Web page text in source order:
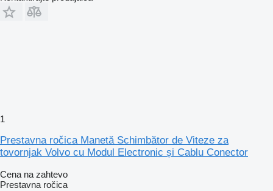
1
Prestavna ročica Manetă Schimbător de Viteze za
tovornjak Volvo cu Modul Electronic și Cablu Conector
Cena na zahtevo
Prestavna ročica